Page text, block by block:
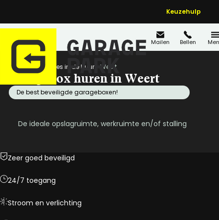
Keuzehulp
Mailen Bellen
Home Locaties in de buurt Weert
Garagebox huren in Weert
De best beveiligde garageboxen!
De ideale opslagruimte, werkruimte en/of stalling
Zeer goed beveiligd
24/7 toegang
Stroom en verlichting